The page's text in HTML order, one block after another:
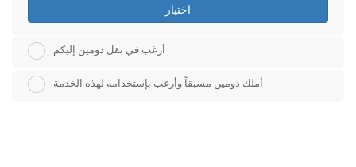
اختيار
أرغب في نقل دومين إليكم
أملك دومين مسبقاً وأرغب بإستخدامه لهذه الخدمة